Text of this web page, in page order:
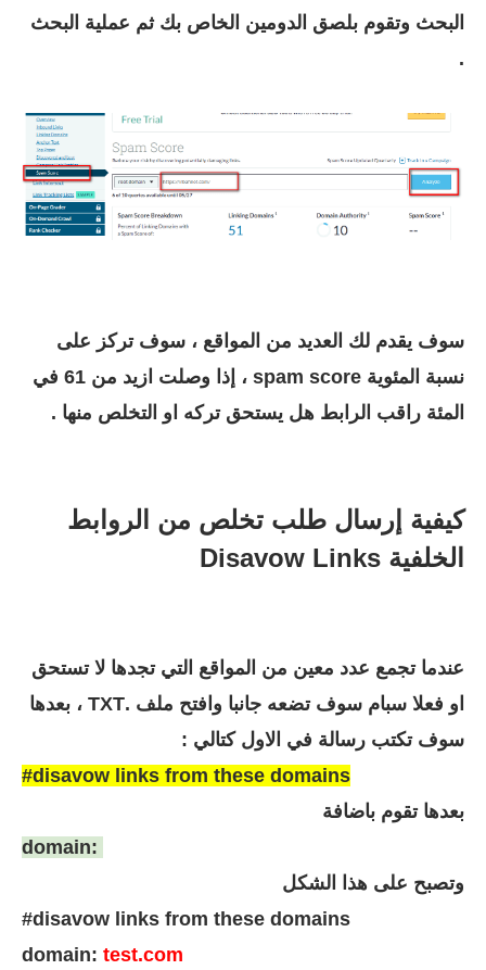
البحث وتقوم بلصق الدومين الخاص بك ثم عملية البحث
.
سوف يقدم لك العديد من المواقع ، سوف تركز على
نسبة المئوية spam score ، إذا وصلت ازيد من 61 في
المئة راقب الرابط هل يستحق تركه او التخلص منها .
كيفية إرسال طلب تخلص من الروابط
الخلفية Disavow Links
عندما تجمع عدد معين من المواقع التي تجدها لا تستحق
او فعلا سبام سوف تضعه جانبا وافتح ملف .TXT ، بعدها
سوف تكتب رسالة في الاول كتالي :
#disavow links from these domains
بعدها تقوم باضافة
domain:
وتصبح على هذا الشكل
#disavow links from these domains
domain: test.com